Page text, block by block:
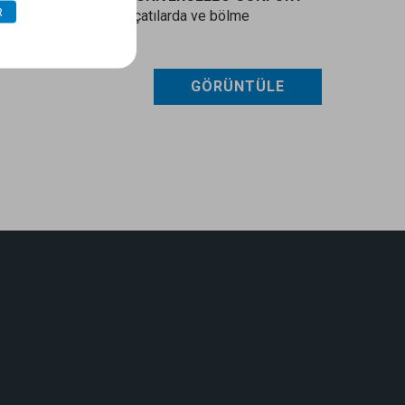
tavanlarda, eğimli çatılarda ve bölme
GÖRÜNTÜLE